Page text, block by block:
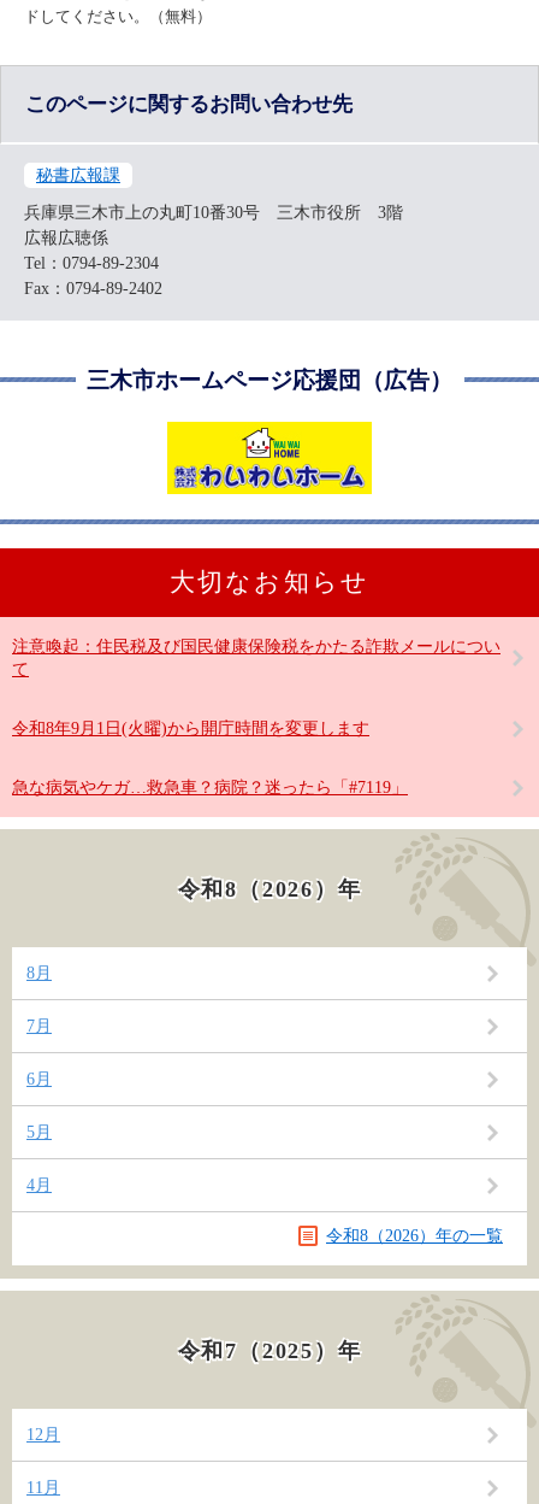
ドしてください。（無料）
このページに関するお問い合わせ先
秘書広報課
兵庫県三木市上の丸町10番30号 三木市役所 3階
広報広聴係
Tel：0794-89-2304
Fax：0794-89-2402
三木市ホームページ応援団（広告）
大切なお知らせ
注意喚起：住民税及び国民健康保険税をかたる詐欺メールについ
て
令和8年9月1日(火曜)から開庁時間を変更します
急な病気やケガ…救急車？病院？迷ったら「#7119」
令和8（2026）年
8月
7月
6月
5月
4月
令和8（2026）年の一覧
令和7（2025）年
12月
11月